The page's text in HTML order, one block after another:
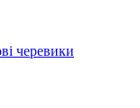
черевики